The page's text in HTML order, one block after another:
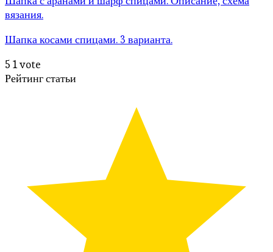
вязания.
Шапка косами спицами. 3 варианта.
5 1vote
Рейтинг статьи